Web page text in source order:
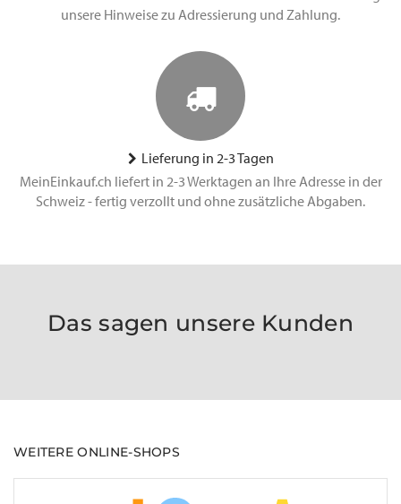
unsere Hinweise zu Adressierung und Zahlung.
Lieferung in 2-3 Tagen
MeinEinkauf.ch liefert in 2-3 Werktagen an Ihre Adresse in der
Schweiz - fertig verzollt und ohne zusätzliche Abgaben.
Das sagen unsere Kunden
WEITERE ONLINE-SHOPS